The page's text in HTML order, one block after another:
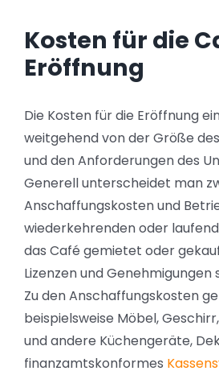
Kosten für die
Eröffnung
Die Kosten für die Eröffnung
weitgehend von der Größe
und den Anforderungen des
Generell unterscheidet man
Anschaffungskosten und
wiederkehrenden oder
das Café gemietet oder
Lizenzen und
Zu den Anschaffungskosten
beispielsweise Möbel,
und andere Küchengeräte,
finanzamtskonformes